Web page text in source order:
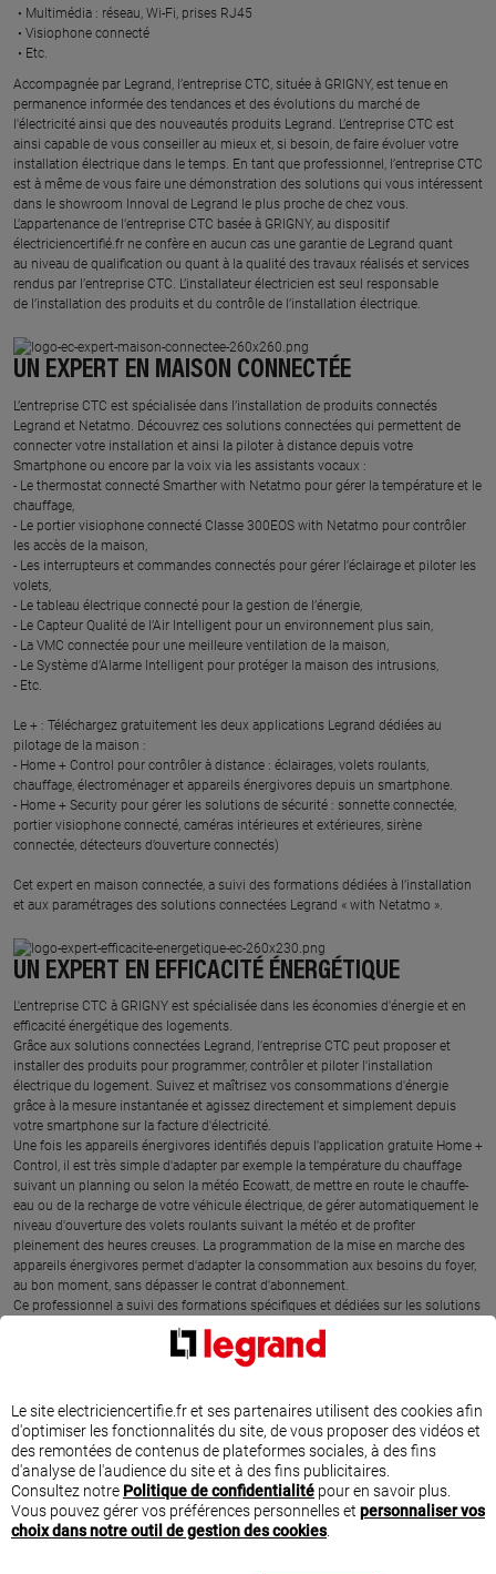
Multimédia : réseau, Wi-Fi, prises RJ45​
Visiophone connecté​
Etc.​
​Accompagnée par Legrand, l’entreprise CTC, située à GRIGNY, est tenue en
permanence informée des tendances et des évolutions du marché de
l'électricité ainsi que des nouveautés produits Legrand. L’entreprise CTC est
ainsi capable de vous conseiller au mieux et, si besoin, de faire évoluer votre
installation électrique dans le temps. En tant que professionnel, l’entreprise CTC
est à même de vous faire une démonstration des solutions qui vous intéressent
dans le showroom Innoval de Legrand le plus proche de chez vous.​
L’appartenance de l’entreprise CTC basée à GRIGNY, au dispositif
électriciencertifié.fr ne confère en aucun cas une garantie de Legrand quant
au niveau de qualification ou quant à la qualité des travaux réalisés et services
rendus par l’entreprise CTC. L’installateur électricien est seul responsable
de l’installation des produits et du contrôle de l’installation électrique.
UN EXPERT EN MAISON CONNECTÉE
L’entreprise CTC est spécialisée dans l’installation de produits connectés
Legrand et Netatmo. Découvrez ces solutions connectées qui permettent de
connecter votre installation et ainsi la piloter à distance depuis votre
Smartphone ou encore par la voix via les assistants vocaux :
- Le thermostat connecté Smarther with Netatmo pour gérer la température et le
chauffage,
- Le portier visiophone connecté Classe 300EOS with Netatmo pour contrôler
les accès de la maison,
- Les interrupteurs et commandes connectés pour gérer l’éclairage et piloter les
volets,
- Le tableau électrique connecté pour la gestion de l’énergie,
- Le Capteur Qualité de l’Air Intelligent pour un environnement plus sain,
- La VMC connectée pour une meilleure ventilation de la maison,
- Le Système d’Alarme Intelligent pour protéger la maison des intrusions,
- Etc.
Le + : Téléchargez gratuitement les deux applications Legrand dédiées au
pilotage de la maison :
- Home + Control pour contrôler à distance : éclairages, volets roulants,
chauffage, électroménager et appareils énergivores depuis un smartphone.
- Home + Security pour gérer les solutions de sécurité : sonnette connectée,
portier visiophone connecté, caméras intérieures et extérieures, sirène
connectée, détecteurs d’ouverture connectés)
Cet expert en maison connectée, a suivi des formations dédiées à l’installation
et aux paramétrages des solutions connectées Legrand « with Netatmo ».
UN EXPERT EN EFFICACITÉ ÉNERGÉTIQUE
L'entreprise CTC à GRIGNY est spécialisée dans les économies d'énergie et en
efficacité énergétique des logements.
Grâce aux solutions connectées Legrand, l'entreprise CTC peut proposer et
installer des produits pour programmer, contrôler et piloter l'installation
électrique du logement. Suivez et maîtrisez vos consommations d'énergie
grâce à la mesure instantanée et agissez directement et simplement depuis
votre smartphone sur la facture d'électricité.
Une fois les appareils énergivores identifiés depuis l'application gratuite Home +
Control, il est très simple d'adapter par exemple la température du chauffage
suivant un planning ou selon la météo Ecowatt, de mettre en route le chauffe-
eau ou de la recharge de votre véhicule électrique, de gérer automatiquement le
niveau d'ouverture des volets roulants suivant la météo et de profiter
pleinement des heures creuses. La programmation de la mise en marche des
appareils énergivores permet d'adapter la consommation aux besoins du foyer,
au bon moment, sans dépasser le contrat d'abonnement.
Ce professionnel a suivi des formations spécifiques et dédiées sur les solutions
Legrand d'efficacité énergétique. L'entreprise CTC est l'expert proche de chez
vous pour comprendre votre consommation électrique et agir rapidement sur
SITUER CTC À GRIGNY
Le site electriciencertifie.fr et ses partenaires utilisent des cookies afin
d'optimiser les fonctionnalités du site, de vous proposer des vidéos et
des remontées de contenus de plateformes sociales, à des fins
d'analyse de l'audience du site et à des fins publicitaires.
Consultez notre Politique de confidentialité pour en savoir plus.
Vous pouvez gérer vos préférences personnelles et personnaliser vos
choix dans notre outil de gestion des cookies.